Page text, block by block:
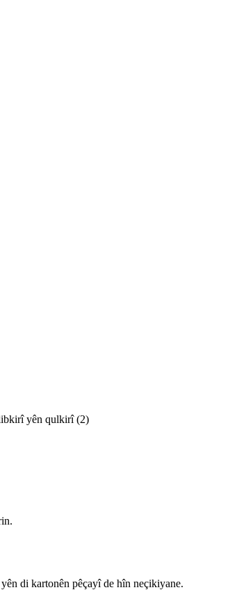
di kartonên pêçayî de hîn neçikiyane.